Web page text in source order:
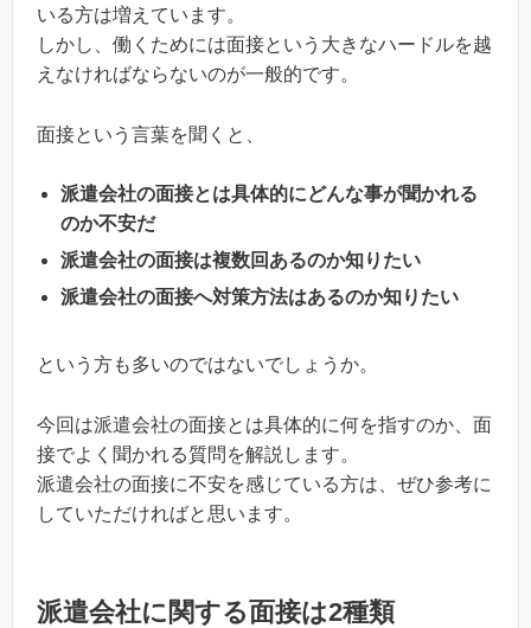
いる方は増えています。
しかし、働くためには面接という大きなハードルを越
えなければならないのが一般的です。
面接という言葉を聞くと、
派遣会社の面接とは具体的にどんな事が聞かれる
のか不安だ
派遣会社の面接は複数回あるのか知りたい
派遣会社の面接へ対策方法はあるのか知りたい
という方も多いのではないでしょうか。
今回は派遣会社の面接とは具体的に何を指すのか、面
接でよく聞かれる質問を解説します。
派遣会社の面接に不安を感じている方は、ぜひ参考に
していただければと思います。
派遣会社に関する面接は2種類